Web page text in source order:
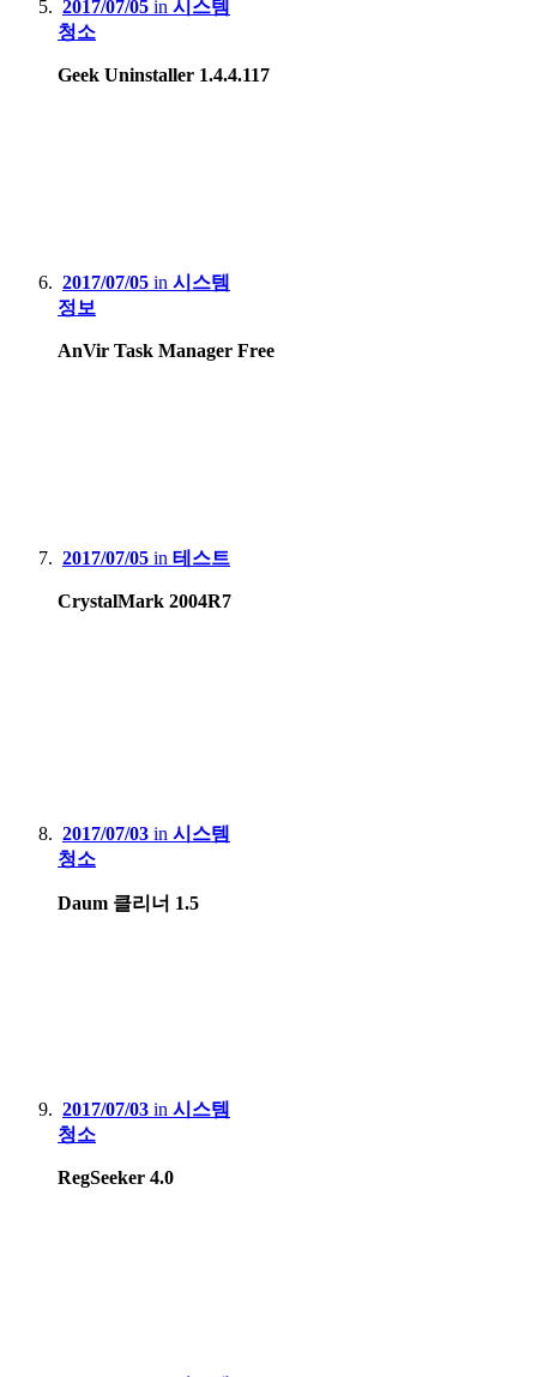
2017/07/05 in 시스템
청소
Geek Uninstaller 1.4.4.117
2017/07/05 in 시스템
정보
AnVir Task Manager Free
2017/07/05 in 테스트
CrystalMark 2004R7
2017/07/03 in 시스템
청소
Daum 클리너 1.5
2017/07/03 in 시스템
청소
RegSeeker 4.0